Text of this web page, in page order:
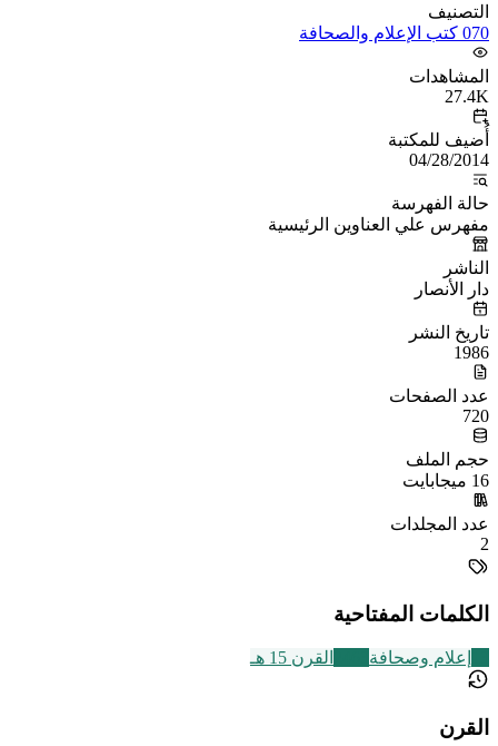
التصنيف
070 كتب الإعلام والصحافة
المشاهدات
27.4K
أُضيف للمكتبة
04/28/2014
حالة الفهرسة
مفهرس علي العناوين الرئيسية
الناشر
دار الأنصار
تاريخ النشر
1986
عدد الصفحات
720
حجم الملف
16 ميجابايت
عدد المجلدات
2
الكلمات المفتاحية
إعلام وصحافة القرن 15 هـ
القرن